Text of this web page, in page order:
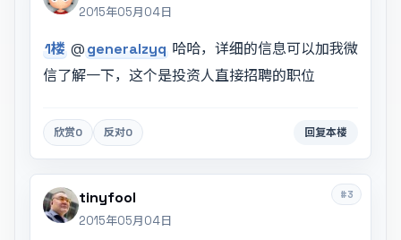
2015年05月04日
1楼@generalzyq 哈哈，详细的信息可以加我微
信了解一下，这个是投资人直接招聘的职位
欣赏0 反对0 回复本楼
#3
tinyfool
2015年05月04日